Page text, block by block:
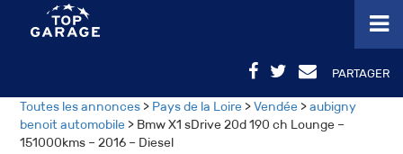
PARTAGER
Toutes les annonces > Pays de la Loire >Vendée >aubigny
benoit automobile > Bmw X1 sDrive 20d 190 ch Lounge –
151000kms – 2016 – Diesel